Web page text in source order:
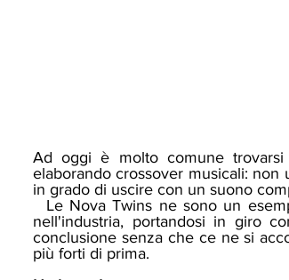
Ad oggi è molto comune
elaborando crossover musicali:
in grado di uscire con un suono
nell'industria, portandosi in giro
conclusione senza che ce ne si
più forti di prima.